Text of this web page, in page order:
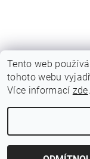
osobních údajů
Obchodní podmínky |
Reklamační
2026 © Indicky Koreni,
Tento web
tohoto webu
Více informací zde.